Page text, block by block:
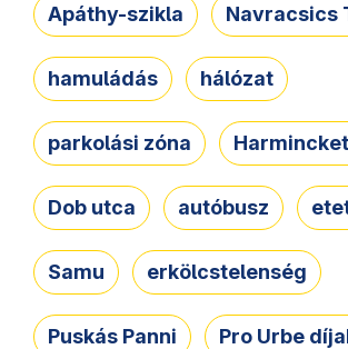
Apáthy-szikla Navracsics
hamuládás hálózat
parkolási zóna
Dob utca autóbusz
Samu erkölcstelenség
Puskás Panni Pro Urbe